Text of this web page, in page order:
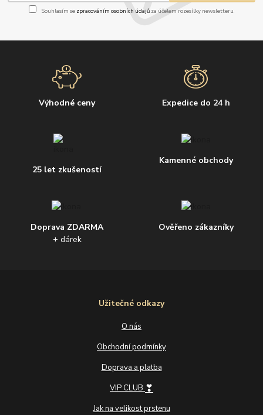
Souhlasím se zpracováním osobních údajůza účelem rozesílky newsletteru.
Výhodné ceny Expedice do 24 h
25 let zkušeností
Kamenné obchody
Doprava ZDARMA
+ dárek
Ověřeno zákazníky
Užitečné odkazy
O nás
Obchodní podmínky
Doprava a platba
VIP CLUB ❣
Jak na velikost prstenu